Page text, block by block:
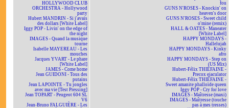
HOLLYWOOD CLUB
ORCHESTRA - Hollywood
party
Hubert MANDRIN - Si j'avais
des dollars [White Label]
Iggy POP - Livin' on the edge of
the night
IMAGES - Quand la musique
tourne
Isabelle MAYEREAU - Les
mouches
Jacques YVART - Le phare
[White Label]
JAMES - Come home
Jean GUIDONI - Tous des
putains
Jean LAPOINTE - Tu jongles
avec ma vie [Test Pressing]
Jean TOPART - Peugeot 604 SL
V6
Jean-Bruno FALGUIÈRE - Les
fou
GUNS N'ROSES - Knockin' on
heaven's door
GUNS N'ROSES - Sweet child
o'mine (remix)
HALL & OATES - Maneater
[White Label]
HAPPY MONDAYS -
Hallelujah
HAPPY MONDAYS - Kinky
afro
HAPPY MONDAYS - Step on
(US Mix)
Hubert-Félix THIÉFAINE -
Precox ejaculator
Hubert-Félix THIÉFAINE -
Sweet amanite phalloïde queen
Iggy POP - Cry for love
IMAGES - Maîtresse (maxi)
IMAGES - Maîtresse (touche
pas à mes tresses)